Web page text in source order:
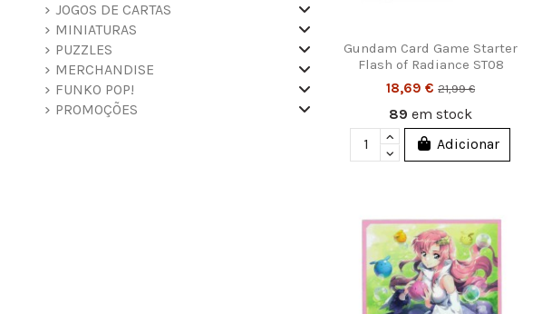
Gundam Card Game Starter
Flash of Radiance ST08
18,69 €21,99 €
89em stock
Adicionar
JOGOS DE CARTAS
MINIATURAS
PUZZLES
MERCHANDISE
FUNKO POP!
PROMOÇÕES